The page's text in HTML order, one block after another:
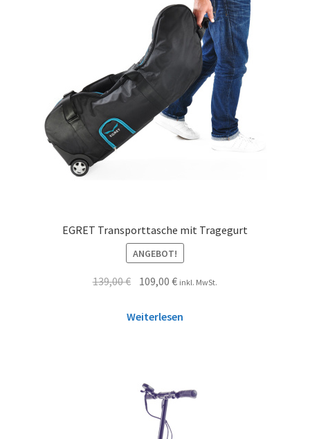
EGRET Transporttasche mit Tragegurt
ANGEBOT!
139,00€ 109,00€ inkl. MwSt.
Weiterlesen